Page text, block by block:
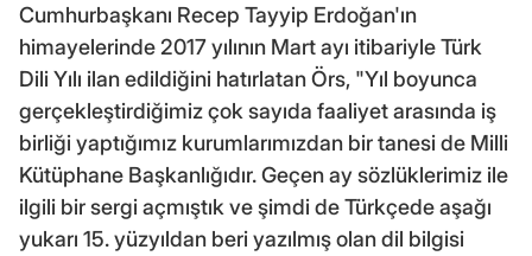
Cumhurbaşkanı Recep Tayyip Erdoğan'ın
himayelerinde 2017 yılının Mart ayı itibariyle Türk
Dili Yılı ilan edildiğini hatırlatan Örs, "Yıl boyunca
gerçekleştirdiğimiz çok sayıda faaliyet arasında iş
birliği yaptığımız kurumlarımızdan bir tanesi de Milli
Kütüphane Başkanlığıdır. Geçen ay sözlüklerimiz ile
ilgili bir sergi açmıştık ve şimdi de Türkçede aşağı
yukarı 15. yüzyıldan beri yazılmış olan dil bilgisi